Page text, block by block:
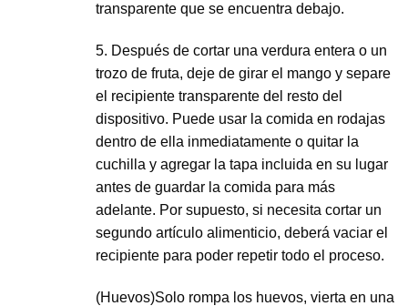
transparente que se encuentra debajo.
5. Después de cortar una verdura entera o un
trozo de fruta, deje de girar el mango y separe
el recipiente transparente del resto del
dispositivo. Puede usar la comida en rodajas
dentro de ella inmediatamente o quitar la
cuchilla y agregar la tapa incluida en su lugar
antes de guardar la comida para más
adelante. Por supuesto, si necesita cortar un
segundo artículo alimenticio, deberá vaciar el
recipiente para poder repetir todo el proceso.
(Huevos)Solo rompa los huevos, vierta en una